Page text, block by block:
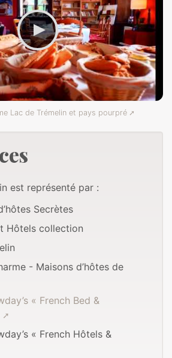
Lac de Trémelin et pays pourpré
est représenté par :
Secrètes
Hôtels collection
- Maisons d’hôtes de
« French Bed &
« French Hôtels &